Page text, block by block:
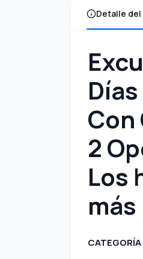
Detalle
Días
Con
2
Los